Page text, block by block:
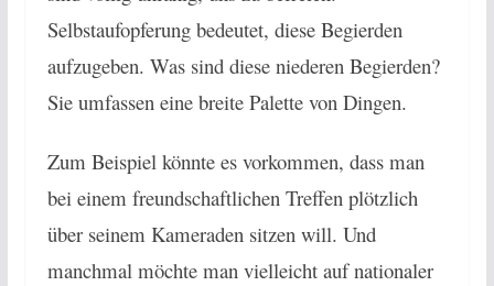
Selbstaufopferung bedeutet, diese Begierden
aufzugeben. Was sind diese niederen Begierden?
Sie umfassen eine breite Palette von Dingen.
Zum Beispiel könnte es vorkommen, dass man
bei einem freundschaftlichen Treffen plötzlich
über seinem Kameraden sitzen will. Und
manchmal möchte man vielleicht auf nationaler